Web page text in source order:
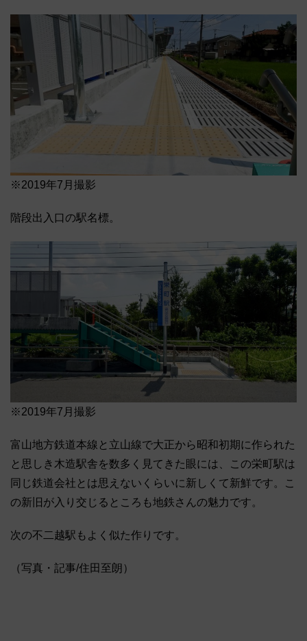
※2019年7月撮影
階段出入口の駅名標。
※2019年7月撮影
富山地方鉄道本線と立山線で大正から昭和初期に作られた
と思しき木造駅舎を数多く見てきた眼には、この栄町駅は
同じ鉄道会社とは思えないくらいに新しくて新鮮です。こ
の新旧が入り交じるところも地鉄さんの魅力です。
次の不二越駅もよく似た作りです。
（写真・記事/住田至朗）